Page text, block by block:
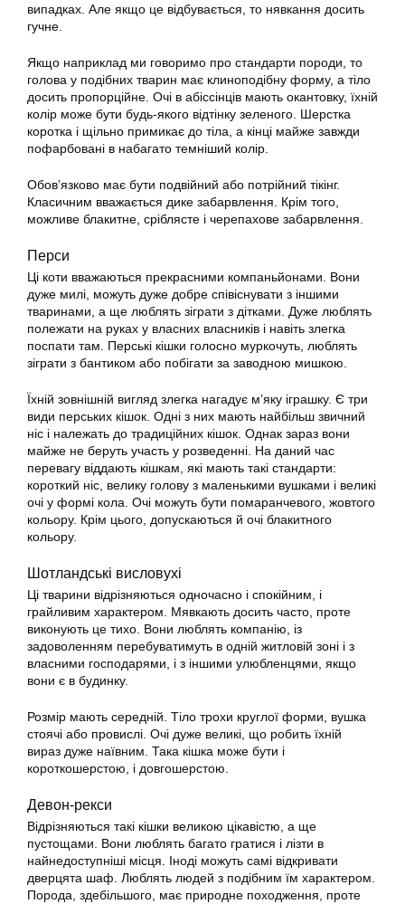
випадках. Але якщо це відбувається, то нявкання досить
гучне.
Якщо наприклад ми говоримо про стандарти породи, то
голова у подібних тварин має клиноподібну форму, а тіло
досить пропорційне. Очі в абіссінців мають окантовку, їхній
колір може бути будь-якого відтінку зеленого. Шерстка
коротка і щільно примикає до тіла, а кінці майже завжди
пофарбовані в набагато темніший колір.
Обов’язково має бути подвійний або потрійний тікінг.
Класичним вважається дике забарвлення. Крім того,
можливе блакитне, сріблясте і черепахове забарвлення.
Перси
Ці коти вважаються прекрасними компаньйонами. Вони
дуже милі, можуть дуже добре співіснувати з іншими
тваринами, а ще люблять зіграти з дітками. Дуже люблять
полежати на руках у власних власників і навіть злегка
поспати там. Перські кішки голосно муркочуть, люблять
зіграти з бантиком або побігати за заводною мишкою.
Їхній зовнішній вигляд злегка нагадує м’яку іграшку. Є три
види перських кішок . Одні з них мають найбільш звичний
ніс і належать до традиційних кішок . Однак зараз вони
майже не беруть участь у розведенні. На даний час
перевагу віддають кішкам, які мають такі стандарти:
короткий ніс, велику голову з маленькими вушками і великі
очі у формі кола. Очі можуть бути помаранчевого, жовтого
кольору. Крім цього, допускаються й очі блакитного
кольору.
Шотландські висловухі
Ці тварини відрізняються одночасно і спокійним, і
грайливим характером. Мявкають досить часто, проте
виконують це тихо. Вони люблять компанію, із
задоволенням перебуватимуть в одній житловій зоні і з
власними господарями, і з іншими улюбленцями, якщо
вони є в будинку.
Розмір мають середній. Тіло трохи круглої форми, вушка
стоячі або провислі. Очі дуже великі, що робить їхній
вираз дуже наївним. Така кішка може бути і
короткошерстою, і довгошерстою.
Девон-рекси
Відрізняються такі кішки великою цікавістю, а ще
пустощами. Вони люблять багато гратися і лізти в
найнедоступніші місця. Іноді можуть самі відкривати
дверцята шаф. Люблять людей з подібним їм характером.
Порода, здебільшого, має природне походження, проте